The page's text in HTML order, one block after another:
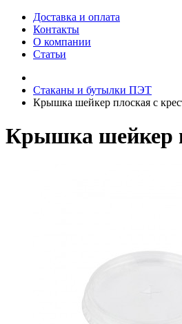
Доставка и оплата
Контакты
О компании
Статьи
Стаканы и бутылки ПЭТ
Крышка шейкер плоская с
Крышка шейкер